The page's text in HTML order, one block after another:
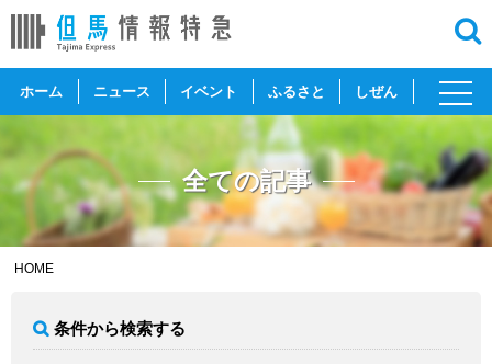
ホーム ニュース イベント ふるさと しぜん
toggle
全ての記事
HOME
条件から検索する